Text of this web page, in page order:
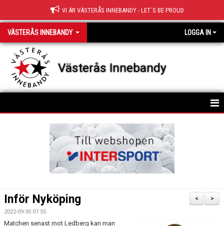
VI ÄR VÄSTERÅS INNEBANDY - LET´S BE PROUD
VÄSTERÅS INNEBANDY LOGGA IN
Västerås Innebandy
KLUBBFAKTA
>
<
Inför Nyköping
2022-09-30 07:55
Matchen senast mot Ledberg kan man